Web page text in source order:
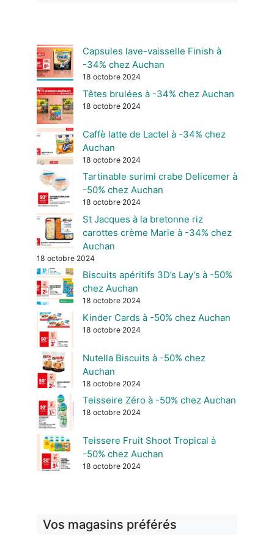
Capsules lave-vaisselle Finish à
-34% chez Auchan
18 octobre 2024
Têtes brulées à -34% chez Auchan
18 octobre 2024
Caffè latte de Lactel à -34% chez
Auchan
18 octobre 2024
Tartinable surimi crabe Delicemer à
-50% chez Auchan
18 octobre 2024
St Jacques à la bretonne riz
carottes crème Marie à -34% chez
Auchan
18 octobre 2024
Biscuits apéritifs 3D’s Lay’s à -50%
chez Auchan
18 octobre 2024
Kinder Cards à -50% chez Auchan
18 octobre 2024
Nutella Biscuits à -50% chez
Auchan
18 octobre 2024
Teisseire Zéro à -50% chez Auchan
18 octobre 2024
Teissere Fruit Shoot Tropical à
-50% chez Auchan
18 octobre 2024
Vos magasins préférés